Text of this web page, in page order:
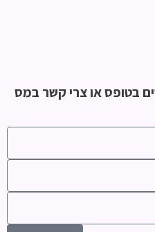
בטופס או צרי קשר במס